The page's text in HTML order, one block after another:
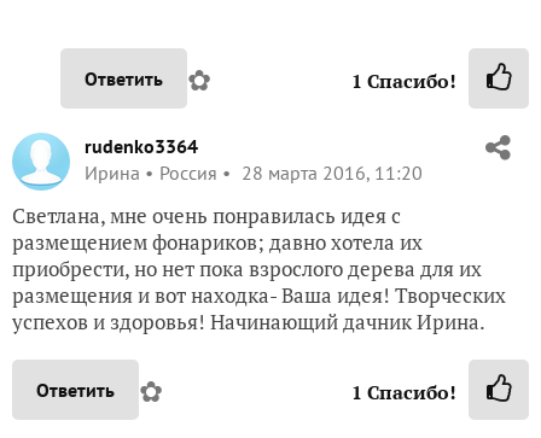
Ответить ✿ 1 Спасибо!
rudenko3364
Ирина
Россия 28 марта 2016, 11:20
Светлана, мне очень понравилась идея с
размещением фонариков; давно хотела их
приобрести, но нет пока взрослого дерева для их
размещения и вот находка- Ваша идея! Творческих
успехов и здоровья! Начинающий дачник Ирина.
Ответить ✿ 1 Спасибо!